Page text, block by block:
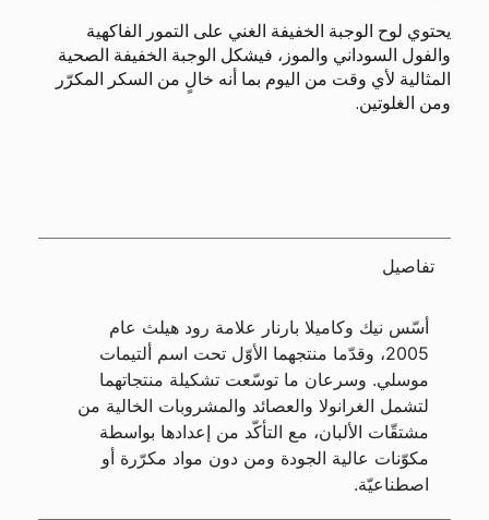
يحتوي لوح الوجبة الخفيفة الغني على التمور الفاكهية
والفول السوداني والموز، فيشكل الوجبة الخفيفة الصحية
المثالية لأي وقت من اليوم بما أنه خالٍ من السكر المكرّر
ومن الغلوتين.
تفاصيل
أسّس نيك وكاميلا بارنار علامة رود هيلث عام
2005، وقدّما منتجهما الأوّل تحت اسم ألتيمات
موسلي. وسرعان ما توسّعت تشكيلة منتجاتهما
لتشمل الغرانولا والعصائد والمشروبات الخالية من
مشتقّات الألبان، مع التأكّد من إعدادها بواسطة
مكوّنات عالية الجودة ومن دون مواد مكرّرة أو
اصطناعيّة.